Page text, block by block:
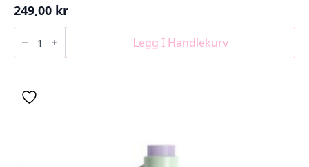
249,00 kr
Tree
Hut
Purifying
Face
Turmeric
210
Legg I Handlekurv